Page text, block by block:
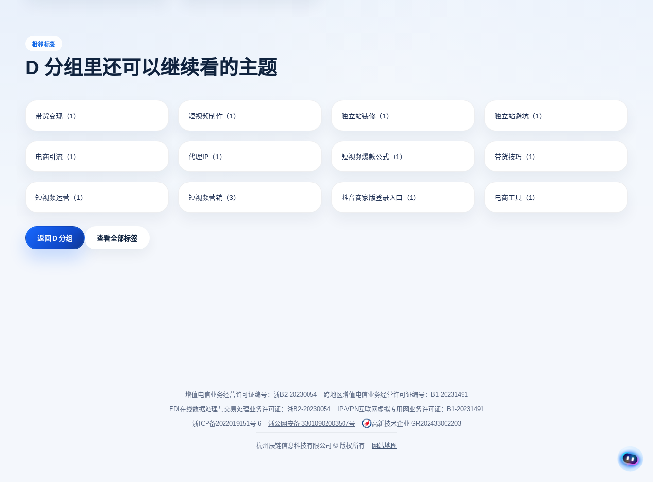
相邻标签
D 分组里还可以继续看的主题
带货变现 （1） 短视频制作 （1） 独立站装修 （1） 独立站避坑 （1）
电商引流 （1） 代理IP （1） 短视频爆款公式 （1） 带货技巧 （1）
短视频运营 （1） 短视频营销 （3） 抖音商家版登录入口 （1） 电商工具 （1）
返回 D 分组 查看全部标签
增值电信业务经营许可证编号：浙B2-20230054
跨地区增值电信业务经营许可证编号：B1-20231491
EDI在线数据处理与交易处理业务许可证：浙B2-20230054
IP-VPN互联网虚拟专用网业务许可证：B1-20231491
浙ICP备2022019151号-6
浙公网安备 33010902003507号 高新技术企业 GR202433002203
杭州辰链信息科技有限公司 © 版权所有 网站地图